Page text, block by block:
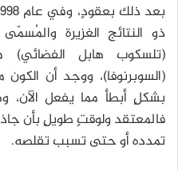
ذو النتائج الغزيرة
(تلسكوب هابل
(السوبرنوفا)، ووجد أن
بشكلٍ أبطأ مما يفعل الآن،
فالمعتقد ولوقتٍ طويلٍ بأن
تمدده أو حتى تسبب تقلصه.